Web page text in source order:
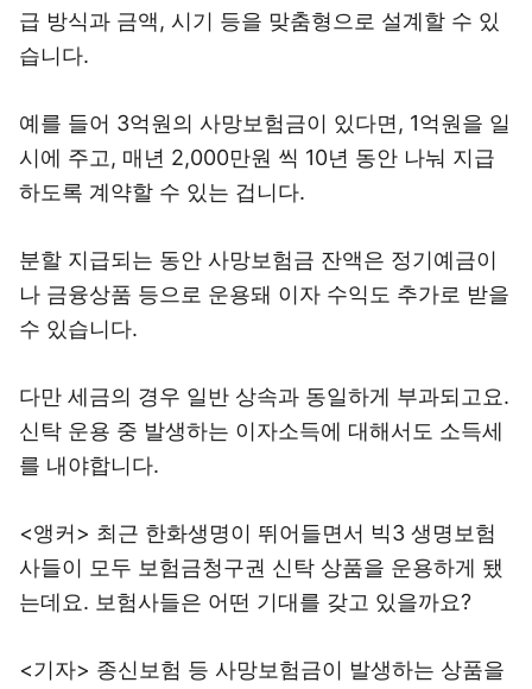
급 방식과 금액, 시기 등을 맞춤형으로 설계할 수 있
습니다.
예를 들어 3억원의 사망보험금이 있다면, 1억원을 일
시에 주고, 매년 2,000만원 씩 10년 동안 나눠 지급
하도록 계약할 수 있는 겁니다.
분할 지급되는 동안 사망보험금 잔액은 정기예금이
나 금융상품 등으로 운용돼 이자 수익도 추가로 받을
수 있습니다.
다만 세금의 경우 일반 상속과 동일하게 부과되고요.
신탁 운용 중 발생하는 이자소득에 대해서도 소득세
를 내야합니다.
<앵커> 최근 한화생명이 뛰어들면서 빅3 생명보험
사들이 모두 보험금청구권 신탁 상품을 운용하게 됐
는데요. 보험사들은 어떤 기대를 갖고 있을까요?
<기자> 종신보험 등 사망보험금이 발생하는 상품을